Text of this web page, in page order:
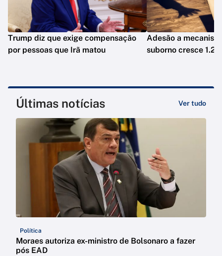
Trump diz que exige compensação
por pessoas que Irã matou
Adesão a
suborno cresce
Últimas notícias Ver tudo
Política
Moraes autoriza ex-ministro de Bolsonaro a fazer
pós EAD